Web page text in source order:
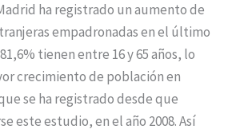
ha registrado un aumento de
empadronadas en el último
tienen entre 16 y 65 años, lo
crecimiento de población en
se ha registrado desde que
este estudio, en el año 2008. Así